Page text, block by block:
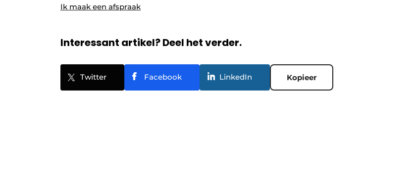
Ik maak een afspraak
Interessant artikel? Deel het verder.
Twitter Facebook LinkedIn Kopieer